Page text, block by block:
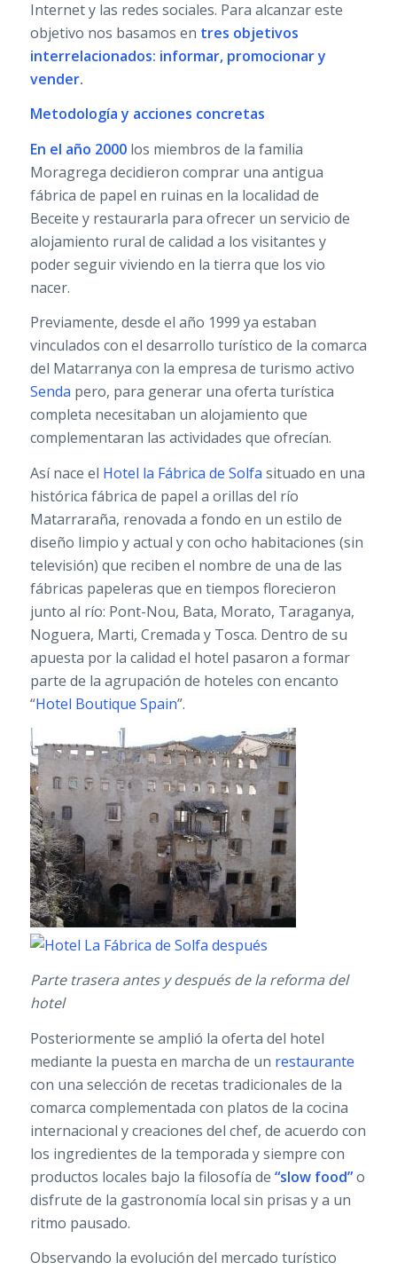
Internet y las redes sociales. Para alcanzar este
objetivo nos basamos en tres objetivos
interrelacionados: informar, promocionar y
vender.
Metodología y acciones concretas
En el año 2000los miembros de la familia
Moragrega decidieron comprar una antigua
fábrica de papel en ruinas en la localidad de
Beceite y restaurarla para ofrecer un servicio de
alojamiento rural de calidad a los visitantes y
poder seguir viviendo en la tierra que los vio
nacer.
Previamente, desde el año 1999 ya estaban
vinculados con el desarrollo turístico de la comarca
del Matarranya con la empresa de turismo activo
Senda pero, para generar una oferta turística
completa necesitaban un alojamiento que
complementaran las actividades que ofrecían.
Así nace el Hotel la Fábrica de Solfa situado en una
histórica fábrica de papel a orillas del río
Matarraraña, renovada a fondo en un estilo de
diseño limpio y actual y con ocho habitaciones (sin
televisión) que reciben el nombre de una de las
fábricas papeleras que en tiempos florecieron
junto al río: Pont-Nou, Bata, Morato, Taraganya,
Noguera, Marti, Cremada y Tosca. Dentro de su
apuesta por la calidad el hotel pasaron a formar
parte de la agrupación de hoteles con encanto
“Hotel Boutique Spain”.
Parte trasera antes y después de la reforma del
hotel
Posteriormente se amplió la oferta del hotel
mediante la puesta en marcha de un restaurante
con una selección de recetas tradicionales de la
comarca complementada con platos de la cocina
internacional y creaciones del chef, de acuerdo con
los ingredientes de la temporada y siempre con
productos locales bajo la filosofía de “slow food”o
disfrute de la gastronomía local sin prisas y a un
ritmo pausado.
Observando la evolución del mercado turístico